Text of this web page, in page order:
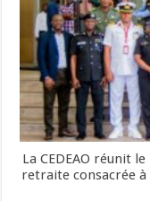
La CEDEAO réunit
retraite consacrée